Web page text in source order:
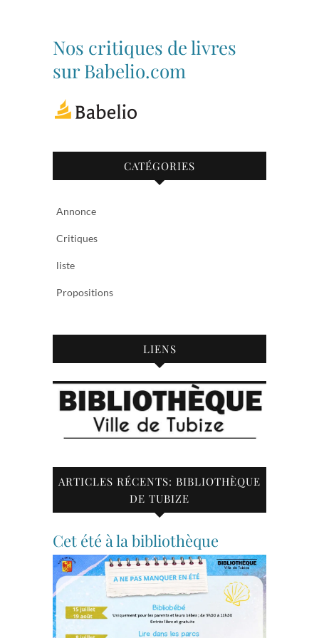
bibliothequetubize
sur
Facebook
Tuclasakoi
sur
Twitter
Nos critiques de livres
sur Babelio.com
CATÉGORIES
Annonce
Critiques
liste
Propositions
LIENS
ARTICLES RÉCENTS: BIBLIOTHÈQUE
DE TUBIZE
Cet été à la bibliothèque